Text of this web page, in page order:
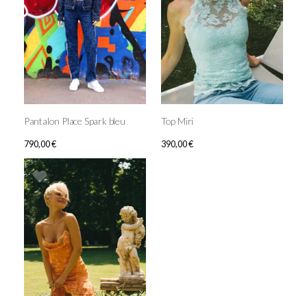
Pantalon Place Spark bleu
790,00€
Top Miri
390,00€